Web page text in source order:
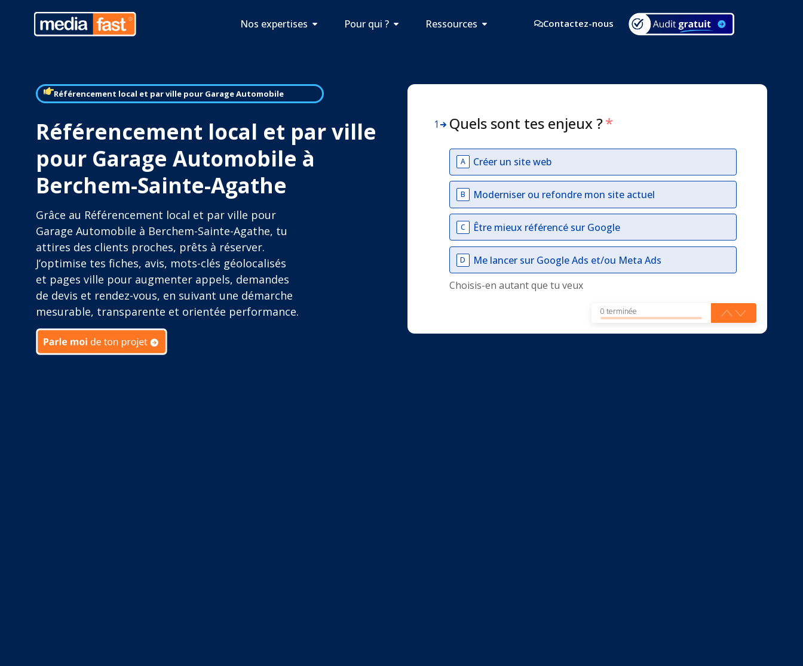
Nos expertises Pour qui ? Ressources Contactez-nous
Référencement local et par ville pour Garage Automobile
Référencement local et par ville
pour Garage Automobile à
Berchem-Sainte-Agathe
Grâce au Référencement local et par ville pour
Garage Automobile à Berchem-Sainte-Agathe, tu
attires des clients proches, prêts à réserver.
J’optimise tes fiches, avis, mots-clés géolocalisés
et pages ville pour augmenter appels, demandes
de devis et rendez-vous, en suivant une démarche
mesurable, transparente et orientée performance.
1 Quels sont tes enjeux ?*
A Créer un site web
B Moderniser ou refondre mon site actuel
C Être mieux référencé sur Google
D
Me lancer sur Google Ads et/ou Meta Ads
Choisis-en autant que tu veux
0 terminée